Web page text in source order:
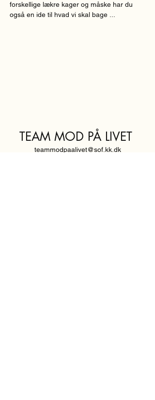
forskellige lækre kager og måske har du
også en ide til hvad vi skal bage ...
TEAM MOD PÅ LIVET
teammodpaalivet@sof.kk.dk